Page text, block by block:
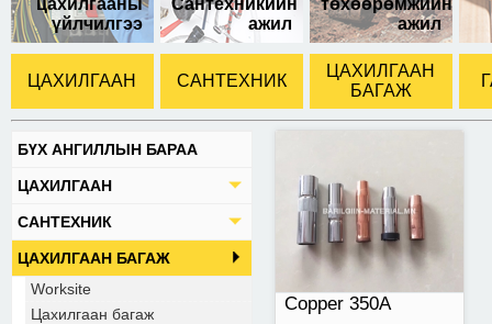
цахилгааны
үйлчилгээ
Сантехникийн
ажил
төхөөрөмжийн
ажил
ЦАХИЛГААН САНТЕХНИК
ЦАХИЛГААН
БАГАЖ
БҮХ АНГИЛЛЫН БАРАА
ЦАХИЛГААН
САНТЕХНИК
ЦАХИЛГААН БАГАЖ
Worksite
Цахилгаан багаж
Copper 350A